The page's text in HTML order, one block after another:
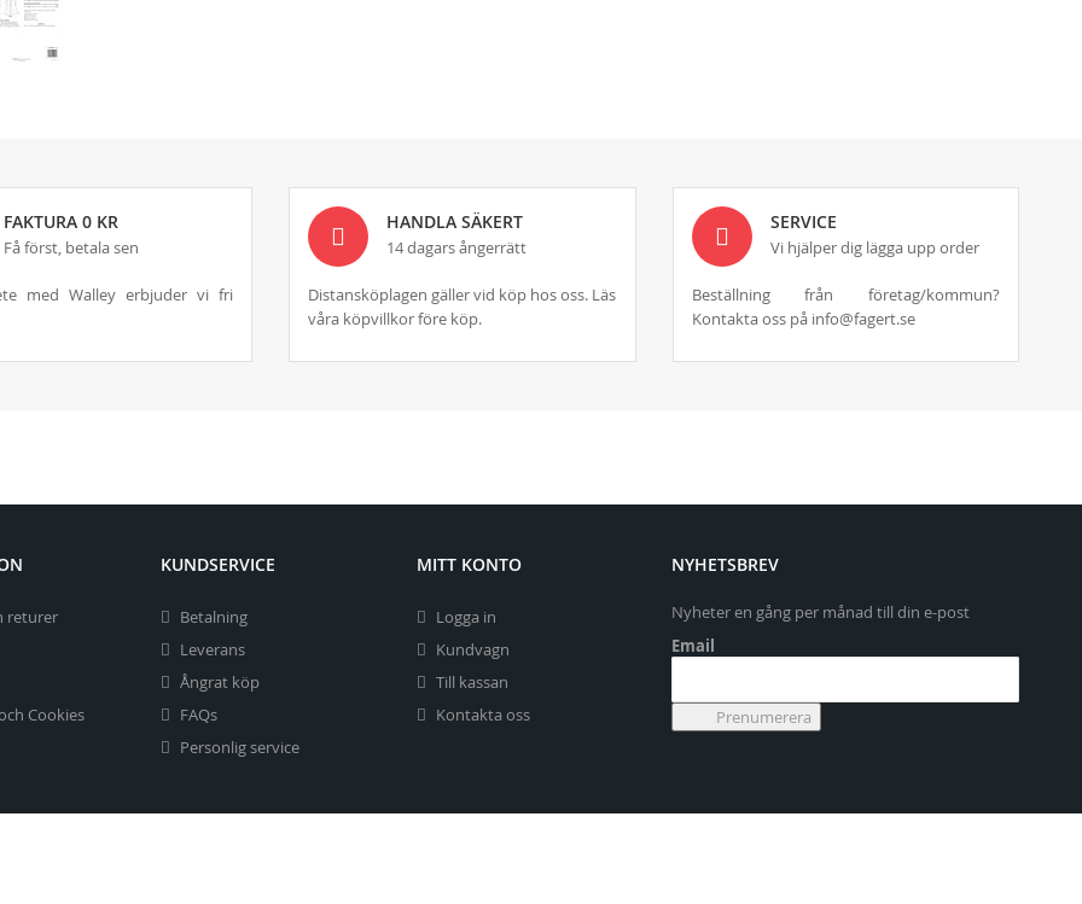
FAKTURA 0 KR
Få först, betala sen
med Walley erbjuder vi fri
HANDLA SÄKERT
14 dagars ångerrätt
Distansköplagen gäller vid köp hos oss. Läs
våra köpvillkor före köp.
SERVICE
Vi hjälper dig lägga upp order
Beställning från företag/kommun?
Kontakta oss på info@fagert.se
returer
Cookies
KUNDSERVICE
Betalning
Leverans
Ångrat köp
FAQs
Personlig service
MITT KONTO
Logga in
Kundvagn
Till kassan
Kontakta oss
NYHETSBREV
Nyheter en gång per månad till din e-post
Email